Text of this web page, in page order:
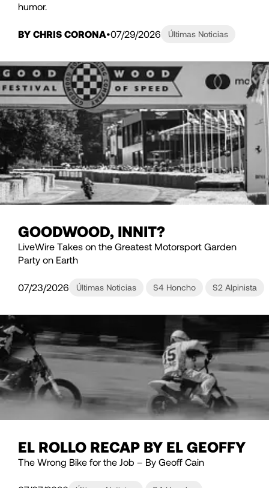
humor.
BY CHRIS CORONA 07/29/2026 Últimas Noticias
GOODWOOD, INNIT?
LiveWire Takes on the Greatest Motorsport Garden
Party on Earth
07/23/2026 Últimas Noticias S4 Honcho S2 Alpinista
EL ROLLO RECAP BY EL GEOFFY
The Wrong Bike for the Job – By Geoff Cain